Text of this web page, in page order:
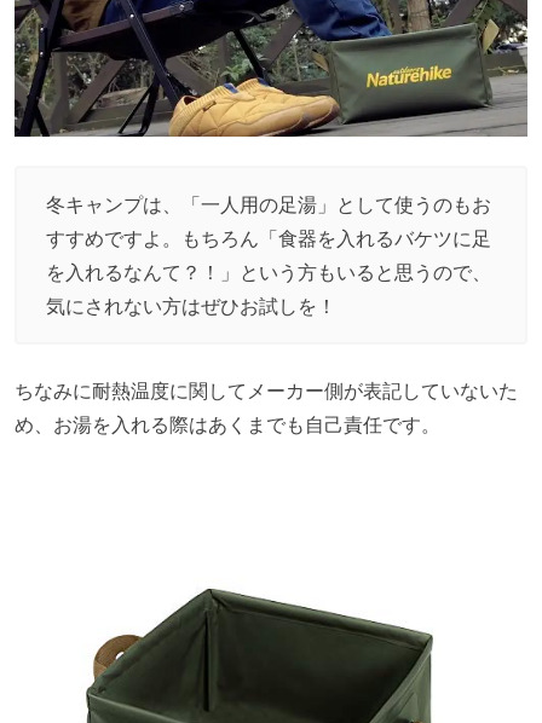
冬キャンプは、「一人用の足湯」として使うのもお
すすめですよ。もちろん「食器を入れるバケツに足
を入れるなんて？！」という方もいると思うので、
気にされない方はぜひお試しを！
ちなみに耐熱温度に関してメーカー側が表記していないた
め、お湯を入れる際はあくまでも自己責任です。